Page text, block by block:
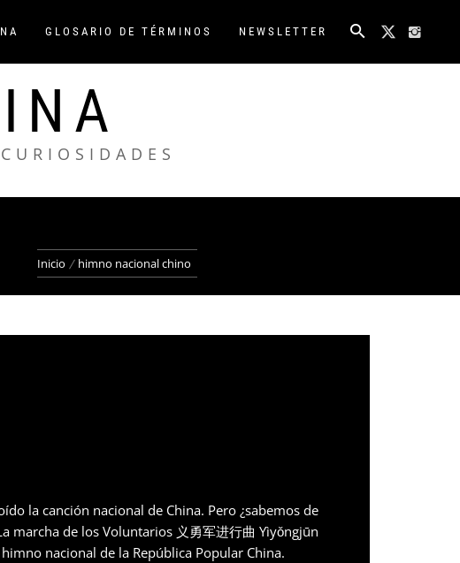
GLOSARIO DE TÉRMINOS NEWSLETTER
Inicio himno nacional chino
la canción nacional de China. Pero ¿sabemos de
marcha de los Voluntarios 义勇军进行曲 Yìyǒngjūn
nacional de la República Popular China.